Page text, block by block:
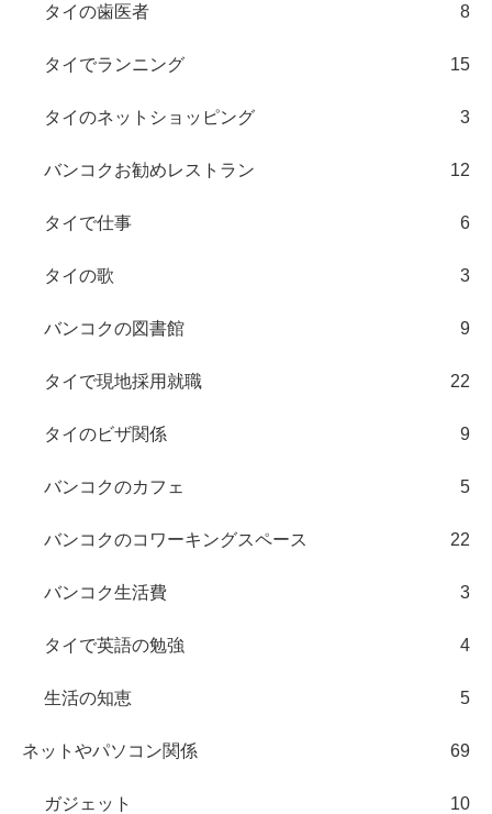
タイの歯医者 8
タイでランニング 15
タイのネットショッピング 3
バンコクお勧めレストラン 12
タイで仕事 6
タイの歌 3
バンコクの図書館 9
タイで現地採用就職 22
タイのビザ関係 9
バンコクのカフェ 5
バンコクのコワーキングスペース 22
バンコク生活費 3
タイで英語の勉強 4
生活の知恵 5
ネットやパソコン関係 69
ガジェット 10